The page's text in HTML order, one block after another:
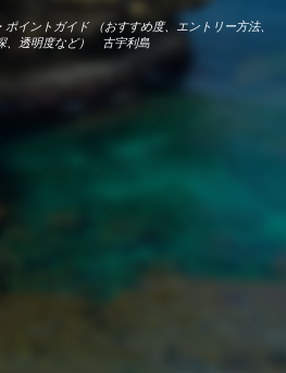
イントガイド （おすすめ度、エントリー方法、
、透明度など） 古宇利島